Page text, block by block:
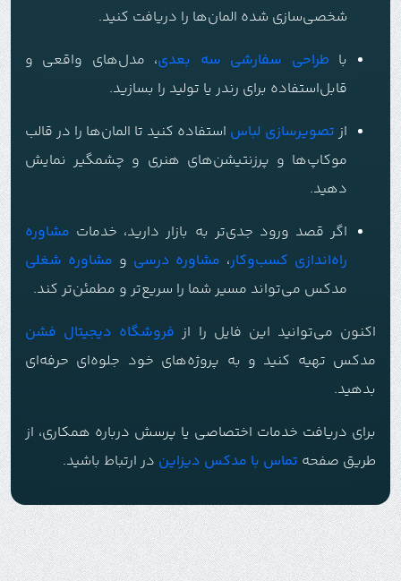
شخصی‌سازی شده المان‌ها را دریافت کنید.
با طراحی سفارشی سه بعدی، مدل‌های واقعی و
قابل‌استفاده برای رندر یا تولید را بسازید.
از تصویرسازی لباس استفاده کنید تا المان‌ها را در قالب
موکاپ‌ها و پرزنتیشن‌های هنری و چشمگیر نمایش
دهید.
اگر قصد ورود جدی‌تر به بازار دارید، خدمات مشاوره
راه‌اندازی کسب‌وکار، مشاوره درسی و مشاوره شغلی
مدکس می‌تواند مسیر شما را سریع‌تر و مطمئن‌تر کند.
اکنون می‌توانید این فایل را از فروشگاه دیجیتال فشن
مدکس تهیه کنید و به پروژه‌های خود جلوه‌ای حرفه‌ای
بدهید.
برای دریافت خدمات اختصاصی یا پرسش درباره همکاری، از
طریق صفحه تماس با مدکس دیزاین در ارتباط باشید.